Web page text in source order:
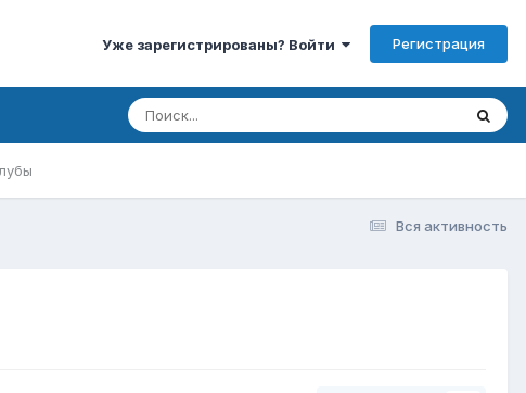
Уже зарегистрированы? Войти Регистрация
Вся активность